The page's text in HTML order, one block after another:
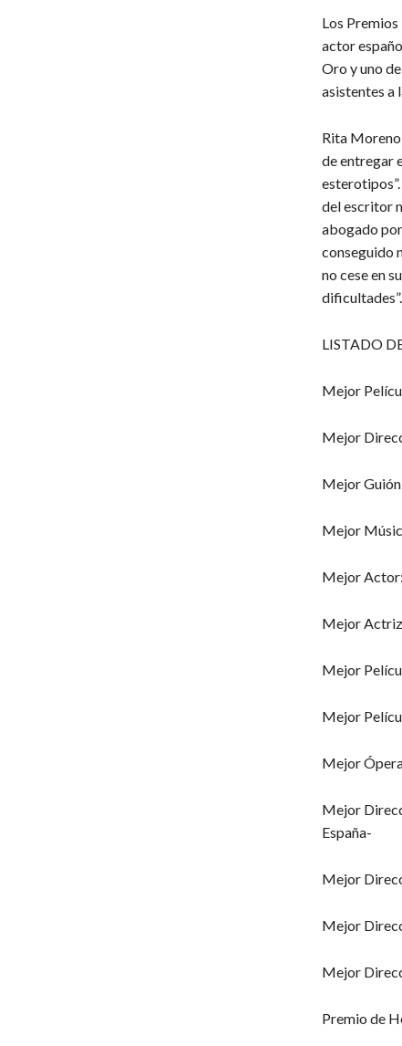
Los
actor
Oro y uno
asistentes a
Rita
de entregar
del escritor
abogado
conseguido
no cese en
dificultades”.
LISTADO
Mejor
Mejor
Mejor
Mejor
Mejor
Mejor
Mejor
Mejor
Mejor
Mejor
España-
Mejor
Mejor
Mejor
Premio de